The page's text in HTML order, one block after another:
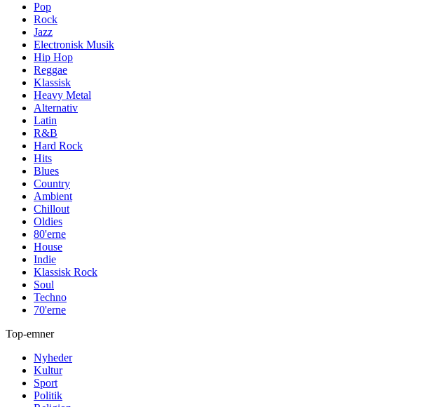
Pop
Rock
Jazz
Electronisk Musik
Hip Hop
Reggae
Klassisk
Heavy Metal
Alternativ
Latin
R&B
Hard Rock
Hits
Blues
Country
Ambient
Chillout
Oldies
80'erne
House
Indie
Klassisk Rock
Soul
Techno
70'erne
Top-emner
Nyheder
Kultur
Sport
Politik